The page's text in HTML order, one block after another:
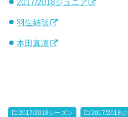
2017/2018ジュニア
羽生結弦
本田真凛
2017/2018シーズン 2017/2018ジ